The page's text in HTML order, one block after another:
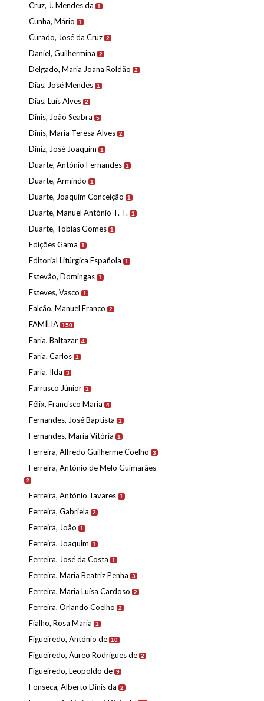
Cruz, J. Mendes da 1
Cunha, Mário 1
Curado, José da Cruz 2
Daniel, Guilhermina 2
Delgado, Maria Joana Roldão 2
Dias, José Mendes 1
Dias, Luís Alves 2
Dinis, João Seabra 5
Dinis, Maria Teresa Alves 2
Diniz, José Joaquim 1
Duarte, António Fernandes 1
Duarte, Armindo 1
Duarte, Joaquim Conceição 1
Duarte, Manuel António T. T. 1
Duarte, Tobias Gomes 1
Edições Gama 1
Editorial Litúrgica Española 1
Estevão, Domingas 1
Esteves, Vasco 1
Falcão, Manuel Franco 2
FAMÍLIA 150
Faria, Baltazar 4
Faria, Carlos 1
Faria, Ilda 3
Farrusco Júnior 1
Félix, Francisco Maria 4
Fernandes, José Baptista 1
Fernandes, Maria Vitória 1
Ferreira, Alfredo Guilherme Coelho 3
Ferreira, António de Melo Guimarães
2
Ferreira, António Tavares 1
Ferreira, Gabriela 2
Ferreira, João 1
Ferreira, Joaquim 1
Ferreira, José da Costa 1
Ferreira, Maria Beatriz Penha 3
Ferreira, Maria Luísa Cardoso 2
Ferreira, Orlando Coelho 2
Fialho, Rosa Maria 1
Figueiredo, António de 10
Figueiredo, Áureo Rodrigues de 2
Figueiredo, Leopoldo de 9
Fonseca, Alberto Dinis da 2